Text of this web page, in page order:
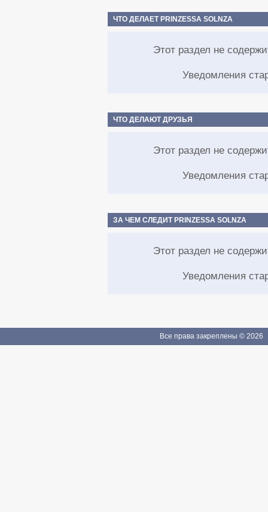
ЧТО ДЕЛАЕТ PRINZESSA SOLNZA
Этот раздел не
Уведомления
ЧТО ДЕЛАЮТ ДРУЗЬЯ
Этот раздел не
Уведомления
ЗА ЧЕМ СЛЕДИТ PRINZESSA SOLNZA
Этот раздел не
Уведомления
Все права закреплены © 2026